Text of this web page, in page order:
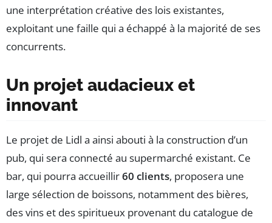
une interprétation créative des lois existantes,
exploitant une faille qui a échappé à la majorité de ses
concurrents.
Un projet audacieux et
innovant
Le projet de Lidl a ainsi abouti à la construction d’un
pub, qui sera connecté au supermarché existant. Ce
bar, qui pourra accueillir60 clients, proposera une
large sélection de boissons, notamment des bières,
des vins et des spiritueux provenant du catalogue de